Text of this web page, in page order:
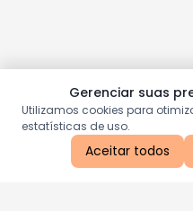
Gerenciar suas
Utilizamos cookies para
estatísticas de uso.
Aceitar todos